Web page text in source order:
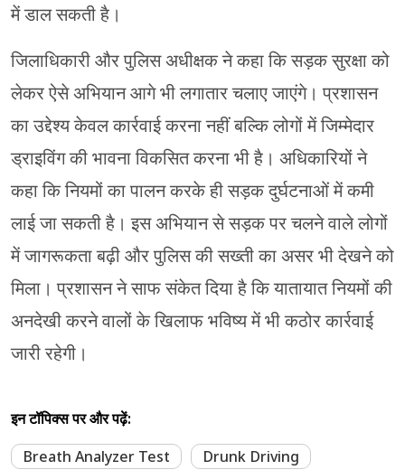
में डाल सकती है।
जिलाधिकारी और पुलिस अधीक्षक ने कहा कि सड़क सुरक्षा को
लेकर ऐसे अभियान आगे भी लगातार चलाए जाएंगे। प्रशासन
का उद्देश्य केवल कार्रवाई करना नहीं बल्कि लोगों में जिम्मेदार
ड्राइविंग की भावना विकसित करना भी है। अधिकारियों ने
कहा कि नियमों का पालन करके ही सड़क दुर्घटनाओं में कमी
लाई जा सकती है। इस अभियान से सड़क पर चलने वाले लोगों
में जागरूकता बढ़ी और पुलिस की सख्ती का असर भी देखने को
मिला। प्रशासन ने साफ संकेत दिया है कि यातायात नियमों की
अनदेखी करने वालों के खिलाफ भविष्य में भी कठोर कार्रवाई
जारी रहेगी।
इन टॉपिक्स पर और पढ़ें:
Breath Analyzer Test
Drunk Driving